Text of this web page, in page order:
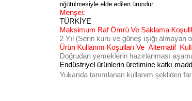
öğütülmesiyle elde edilen üründür
Menşei:
TÜRKİYE
Maksimum Raf Ömrü Ve Saklama
2 Yıl (Serin kuru ve güneş ışığı
Ürün Kullanım Koşulları Ve Alternatif
Doğrudan yemeklerin hazırlanması
Endüstriyel ürünlerin üretimine katkı
Yukarıda tanımlanan kullanım şekliden